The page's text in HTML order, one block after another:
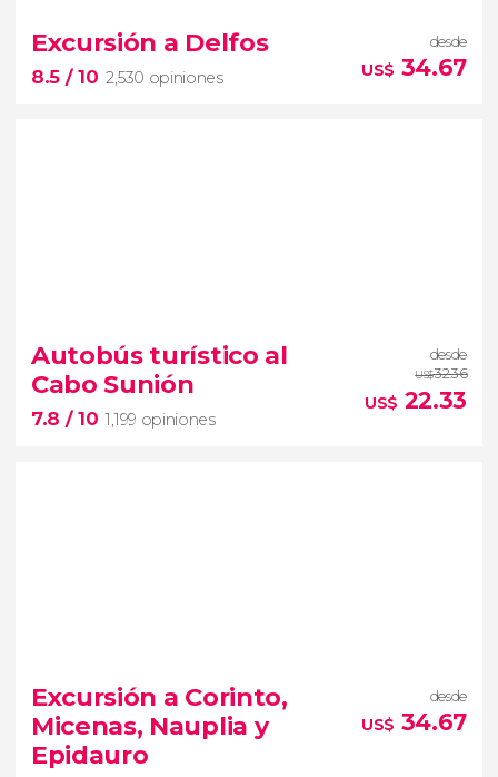
1,823 opiniones
entrada a la Acrópolis de Atenas
plan imprescindible
Excursión a Delfos
8.5 / 10 2,530 opiniones
desde
US$ 34.67
excursión a Delfos desde
Atenas
una de las ciudades más
famosas del mundo antiguo
Autobús turístico al
Cabo Sunión
7.8 / 10 1,199 opiniones
desde
US$32.36
US$ 22.33
1,199 opiniones
autobús turístico al Cabo Sunión
lugares más importantes para la mitología
griega
Excursión a Corinto,
Micenas, Nauplia y
Epidauro
desde
US$ 34.67